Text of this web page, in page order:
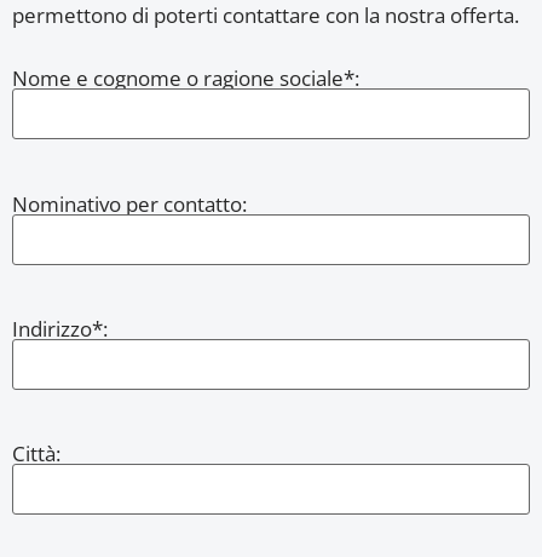
permettono di poterti contattare con la nostra offerta.
Nome e cognome o ragione sociale*:
Nominativo per contatto:
Indirizzo*:
Città: